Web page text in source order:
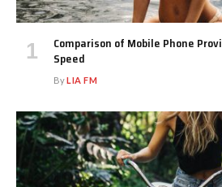
Comparison of Mobile Phone
Speed
ByLIA FM